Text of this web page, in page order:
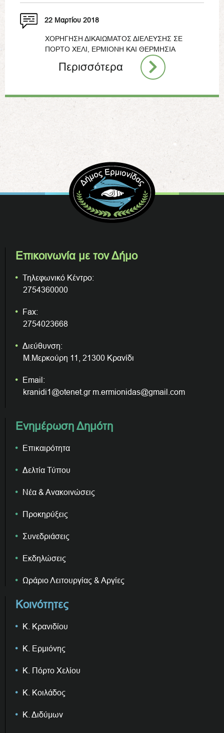
22 Μαρτίου 2018
ΧΟΡΗΓΗΣΗ ΔΙΚΑΙΩΜΑΤΟΣ ΔΙΕΛΕΥΣΗΣ ΣΕ
ΠΟΡΤΟ ΧΕΛΙ, ΕΡΜΙΟΝΗ ΚΑΙ ΘΕΡΜΗΣΙΑ
Περισσότερα
Επικοινωνία με τον Δήμο
Τηλεφωνικό Κέντρο:
2754360000
Fax:
2754023668
Διεύθυνση:
Μ.Μερκούρη 11, 21300 Κρανίδι
Email:
kranidi1@otenet.gr m.ermionidas@gmail.com
Ενημέρωση Δημότη
Επικαιρότητα
Δελτία Τύπου
Νέα & Ανακοινώσεις
Προκηρύξεις
Συνεδριάσεις
Εκδηλώσεις
Ωράριο Λειτουργίας & Αργίες
Κοινότητες
Κ. Κρανιδίου
Κ. Ερμιόνης
Κ. Πόρτο Χελίου
Κ. Κοιλάδος
Κ. Διδύμων